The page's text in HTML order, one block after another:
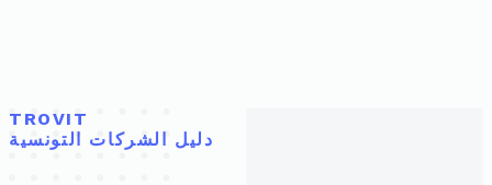
TROVIT
دليل الشركات التونسية